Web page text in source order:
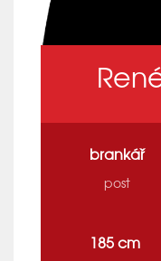
brankář
post
185 cm